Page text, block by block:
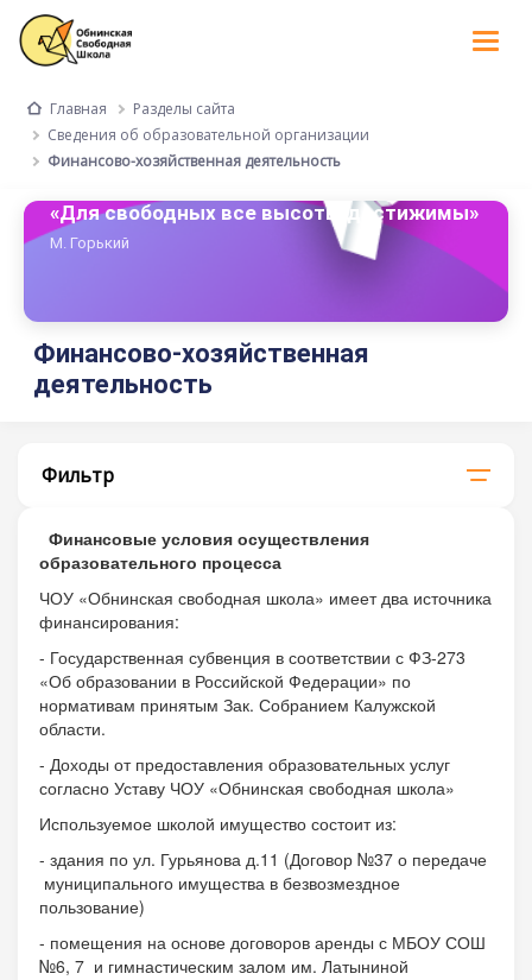
Главная
Разделы сайта
Сведения об образовательной организации
Финансово-хозяйственная деятельность
«Для свободных все высоты достижимы»
М. Горький
Финансово-хозяйственная
деятельность
Фильтр
Финансовые условия осуществления
образовательного процесса
ЧОУ «Обнинская свободная школа» имеет два источника
финансирования:
- Государственная субвенция в соответствии с ФЗ-273
«Об образовании в Российской Федерации» по
нормативам принятым Зак. Собранием Калужской
области.
- Доходы от предоставления образовательных услуг
согласно Уставу ЧОУ «Обнинская свободная школа»
Используемое школой имущество состоит из:
- здания по ул. Гурьянова д.11 (Договор №37 о передаче
муниципального имущества в безвозмездное
пользование)
- помещения на основе договоров аренды с МБОУ СОШ
№6, 7 и гимнастическим залом им. Латыниной